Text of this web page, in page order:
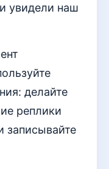
увидели наш
делайте
реплики